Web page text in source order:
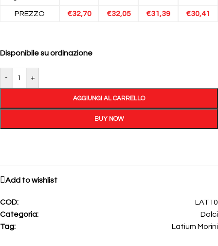
PREZZO €32,70 €32,05 €31,39 €30,41
Disponibile su ordinazione
- +
AGGIUNGI AL CARRELLO
BUY NOW
Add to wishlist
COD:
LAT10
Categoria:
Dolci
Tag:
Latium Morini